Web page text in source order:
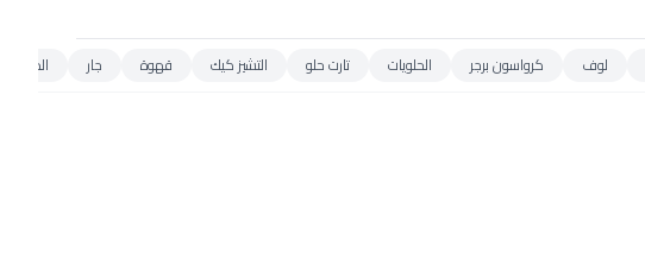
لوف كرواسون برجر الحلويات تارت حلو التشيز كيك قهوة جار